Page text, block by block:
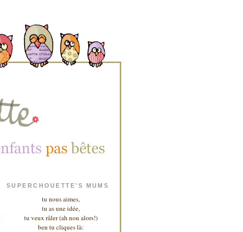
SUPERCHOUETTE'S MUMS
tu nous aimes,
tu as une idée,
tu veux râler (ah non alors!)
ben tu cliques là: